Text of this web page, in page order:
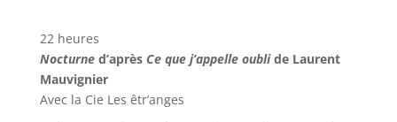
22 heures
Nocturne d’après Ce que j’appelle oublide Laurent
Mauvignier
Avec la Cie Les êtr’anges